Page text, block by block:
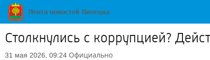
Столкнулись с коррупцией?
31 мая 2026, 09:24 Официально